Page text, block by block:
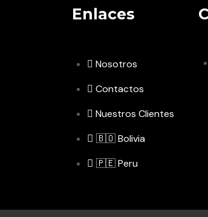
Enlaces
Nosotros
Contactos
Nuestros Clientes
🇧🇴 Bolivia
🇵🇪 Peru